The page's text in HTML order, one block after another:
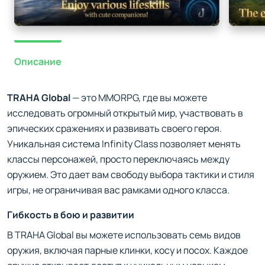
Описание
TRAHA Global— это MMORPG, где вы можете
исследовать огромный открытый мир, участвовать в
эпических сражениях и развивать своего героя.
Уникальная система Infinity Class позволяет менять
классы персонажей, просто переключаясь между
оружием. Это дает вам свободу выбора тактики и стиля
игры, не ограничивая вас рамками одного класса.
Гибкость в бою и развитии
В TRAHA Global вы можете использовать семь видов
оружия, включая парные клинки, косу и посох. Каждое